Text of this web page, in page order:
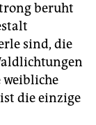
beruht
sind, die
weibliche
die einzige